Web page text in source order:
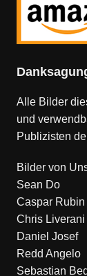
Alle Bilder
und
Publizisten
Bilder von
Sean Do
Caspar Rubin
Chris Liverani
Daniel Josef
Redd Angelo
Sebastian